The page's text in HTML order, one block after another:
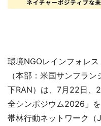
環境NGOレインフォレ
（本部：米国サンフラ
下RAN）は、7月22日、
全シンポジウム2026」
帯林行動ネットワーク（